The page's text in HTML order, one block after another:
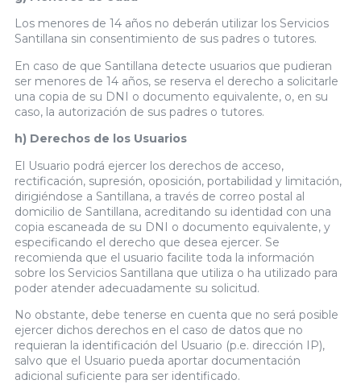
Los menores de 14 años no deberán utilizar los Servicios
Santillana sin consentimiento de sus padres o tutores.
En caso de que Santillana detecte usuarios que pudieran
ser menores de 14 años, se reserva el derecho a solicitarle
una copia de su DNI o documento equivalente, o, en su
caso, la autorización de sus padres o tutores.
h) Derechos de los Usuarios
El Usuario podrá ejercer los derechos de acceso,
rectificación, supresión, oposición, portabilidad y limitación,
dirigiéndose a Santillana, a través de correo postal al
domicilio de Santillana, acreditando su identidad con una
copia escaneada de su DNI o documento equivalente, y
especificando el derecho que desea ejercer. Se
recomienda que el usuario facilite toda la información
sobre los Servicios Santillana que utiliza o ha utilizado para
poder atender adecuadamente su solicitud.
No obstante, debe tenerse en cuenta que no será posible
ejercer dichos derechos en el caso de datos que no
requieran la identificación del Usuario (p.e. dirección IP),
salvo que el Usuario pueda aportar documentación
adicional suficiente para ser identificado.